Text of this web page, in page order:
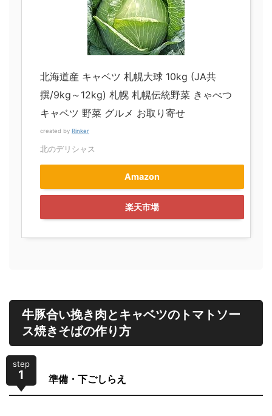
北海道産 キャベツ 札幌大球 10kg (JA共
撰/9kg～12kg) 札幌 札幌伝統野菜 きゃべつ
キャベツ 野菜 グルメ お取り寄せ
created by Rinker
北のデリシャス
Amazon
楽天市場
牛豚合い挽き肉とキャベツのトマトソー
ス焼きそばの作り方
step
1 準備・下ごしらえ